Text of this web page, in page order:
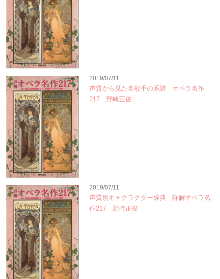
2019/07/11
声質から見た名歌手の系譜 オペラ名作
217 野崎正俊
2019/07/11
声質別キャクラクター辞典 詳解オペラ名
作217 野崎正俊